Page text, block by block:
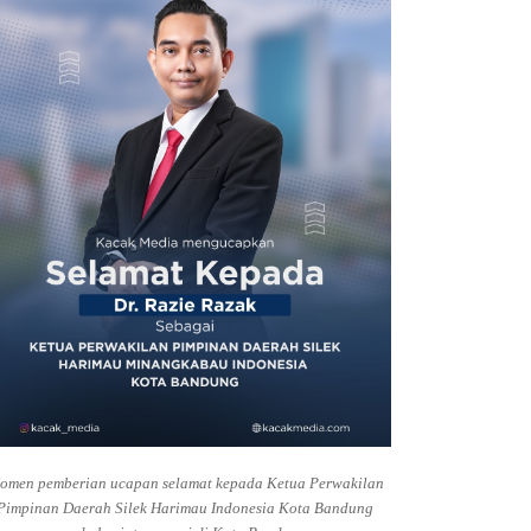
pemberian ucapan selamat kepada Ketua Perwakilan
Daerah Silek Harimau Indonesia Kota Bandung